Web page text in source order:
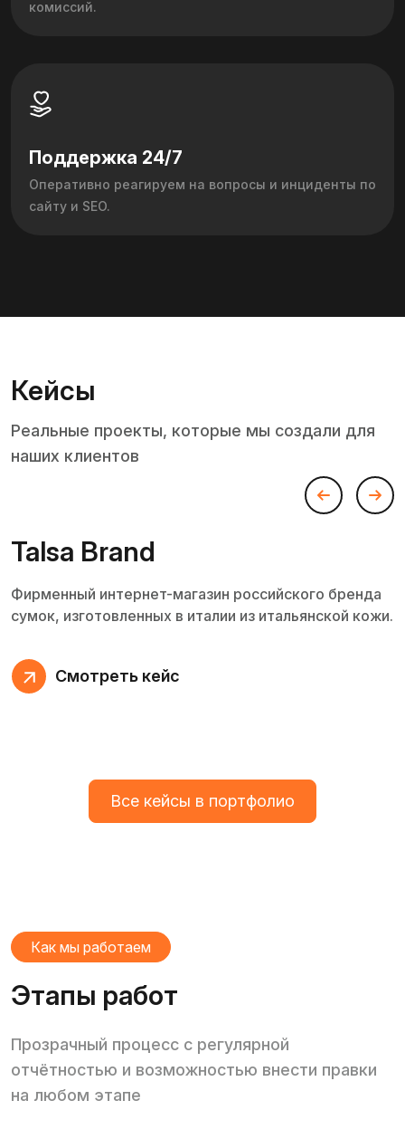
комиссий.
Поддержка 24/7
Оперативно реагируем на вопросы и инциденты по
сайту и SEO.
Кейсы
Реальные проекты, которые мы создали для
наших клиентов
Talsa Brand
Фирменный интернет-магазин российского бренда
сумок, изготовленных в италии из итальянской кожи.
Смотреть кейс
Все кейсы в портфолио
Как мы работаем
Этапы работ
Прозрачный процесс с регулярной
отчётностью и возможностью внести правки
на любом этапе